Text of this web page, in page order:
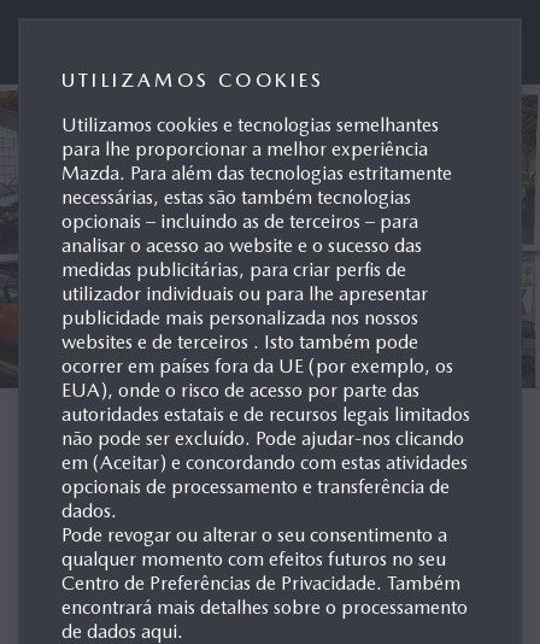
ARQUIVO POR
MODELO
EUROPA
UTILIZAMOS COOKIES
Utilizamos cookies e tecnologias semelhantes
para lhe proporcionar a melhor experiência
Mazda. Para além das tecnologias estritamente
necessárias, estas são também tecnologias
opcionais – incluindo as de terceiros – para
analisar o acesso ao website e o sucesso das
medidas publicitárias, para criar perfis de
utilizador individuais ou para lhe apresentar
publicidade mais personalizada nos nossos
websites e de terceiros . Isto também pode
ocorrer em países fora da UE (por exemplo, os
EUA), onde o risco de acesso por parte das
autoridades estatais e de recursos legais limitados
não pode ser excluído. Pode ajudar-nos clicando
em (Aceitar) e concordando com estas atividades
opcionais de processamento e transferência de
dados.
Pode revogar ou alterar o seu consentimento a
qualquer momento com efeitos futuros no seu
Centro de Preferências de Privacidade. Também
encontrará mais detalhes sobre o processamento
de dados aqui.